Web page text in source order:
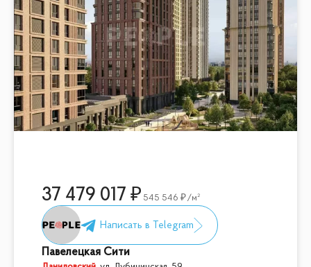
37 479 017 545 546 /м²
Павелецкая Сити